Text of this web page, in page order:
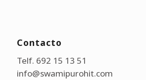
Contacto
Telf. 692 15 13 51
info@swamipurohit.com